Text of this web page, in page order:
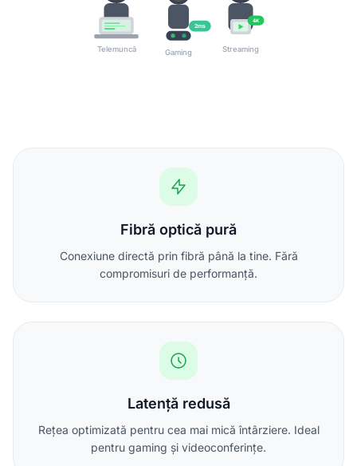
Telemuncă
2ms
Gaming
4K
Streaming
Fibră optică pură
Conexiune directă prin fibră până la tine. Fără
compromisuri de performanță.
Latență redusă
Rețea optimizată pentru cea mai mică întârziere. Ideal
pentru gaming și videoconferințe.